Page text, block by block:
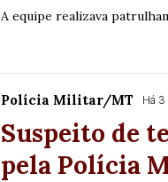
A equipe realizava
Polícia Militar/MT Há 3
Suspeito de
pela Polícia